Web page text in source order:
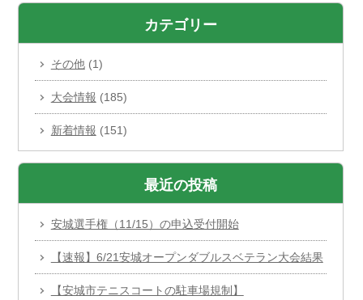
カテゴリー
その他(1)
大会情報 (185)
新着情報 (151)
最近の投稿
安城選手権（11/15）の申込受付開始
【速報】6/21安城オープンダブルスベテラン大会結果
【安城市テニスコートの駐車場規制】